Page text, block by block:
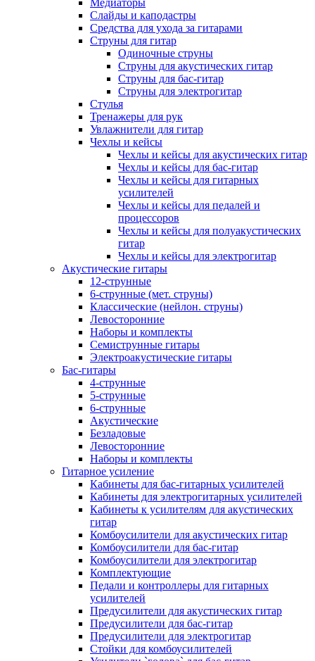
Медиаторы
Слайды и каподастры
Средства для ухода за гитарами
Струны для гитар
Одиночные струны
Струны для акустических гитар
Струны для бас-гитар
Струны для электрогитар
Стулья
Тренажеры для рук
Увлажнители для гитар
Чехлы и кейсы
Чехлы и кейсы для акустических гитар
Чехлы и кейсы для бас-гитар
Чехлы и кейсы для гитарных
усилителей
Чехлы и кейсы для педалей и
процессоров
Чехлы и кейсы для полуакустических
гитар
Чехлы и кейсы для электрогитар
Акустические гитары
12-струнные
6-струнные (мет. струны)
Классические (нейлон. струны)
Левосторонние
Наборы и комплекты
Семиструнные гитары
Электроакустические гитары
Бас-гитары
4-струнные
5-струнные
6-струнные
Акустические
Безладовые
Левосторонние
Наборы и комплекты
Гитарное усиление
Кабинеты для бас-гитарных усилителей
Кабинеты для электрогитарных усилителей
Кабинеты к усилителям для акустических
гитар
Комбоусилители для акустических гитар
Комбоусилители для бас-гитар
Комбоусилители для электрогитар
Комплектующие
Педали и контроллеры для гитарных
усилителей
Предусилители для акустических гитар
Предусилители для бас-гитар
Предусилители для электрогитар
Стойки для комбоусилителей